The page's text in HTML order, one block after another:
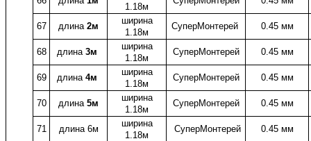
1.18м
67 длина 2м
ширина
1.18м
СуперМонтерей 0.45 мм
68 длина 3м
ширина
1.18м
СуперМонтерей 0.45 мм
69 длина 4м
ширина
1.18м
СуперМонтерей 0.45 мм
70 длина 5м
ширина
1.18м
СуперМонтерей 0.45 мм
71 длина 6м
ширина
1.18м
СуперМонтерей
0.45 мм